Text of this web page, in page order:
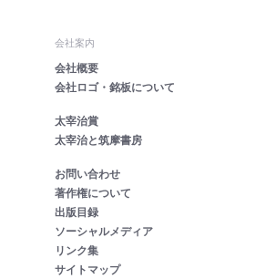
会社案内
会社概要
会社ロゴ・銘板について
太宰治賞
太宰治と筑摩書房
お問い合わせ
著作権について
出版目録
ソーシャルメディア
リンク集
サイトマップ